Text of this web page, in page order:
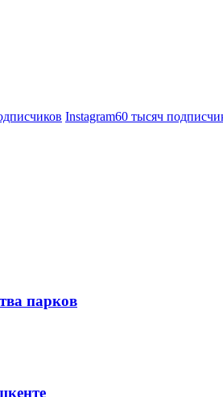
Instagram60 тысяч
парков